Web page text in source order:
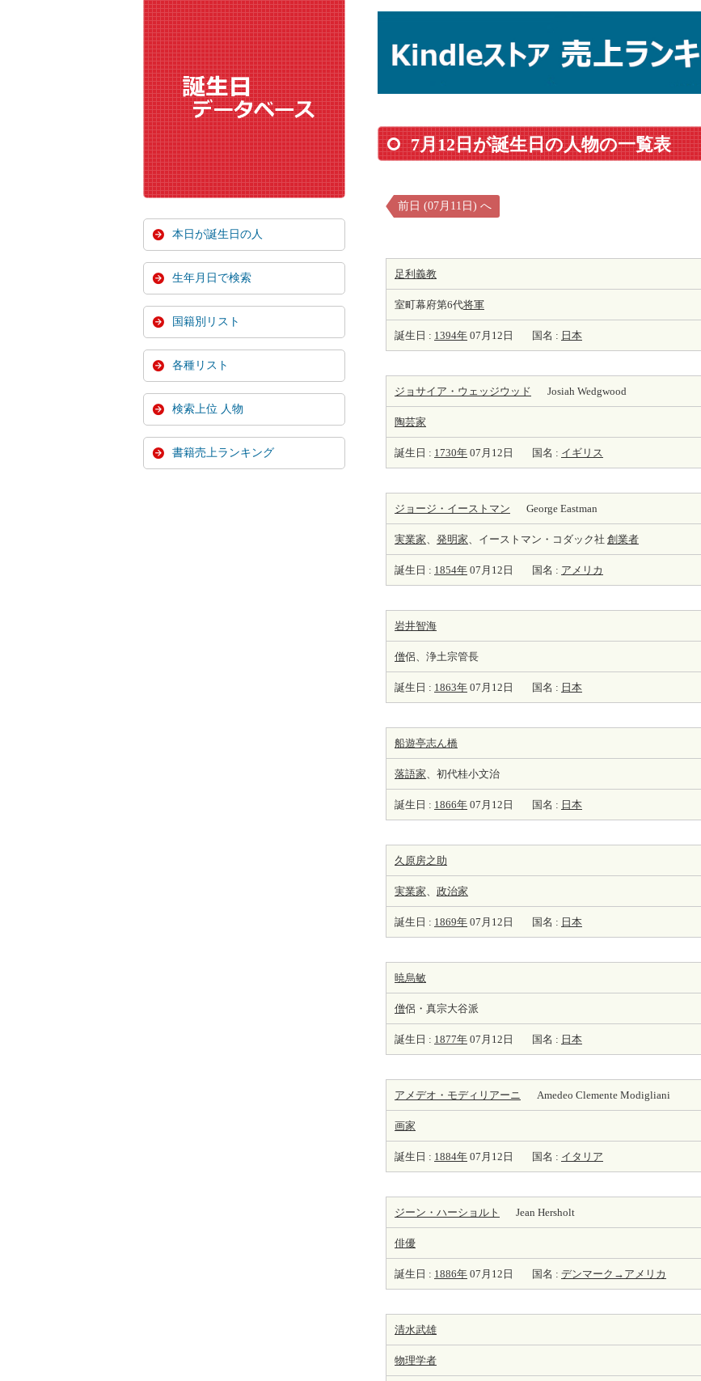
7月12日が誕生日の人物の一覧表
前日 (07月11日) へ
足利義教
室町幕府第6代将軍
誕生日 : 1394年 07月12日 国名 : 日本
ジョサイア・ウェッジウッド Josiah Wedgwood
陶芸家
誕生日 : 1730年 07月12日 国名 : イギリス
ジョージ・イーストマン George Eastman
実業家、 発明家、イーストマン・コダック社 創業者
誕生日 : 1854年 07月12日 国名 : アメリカ
岩井智海
僧侶、浄土宗管長
誕生日 : 1863年 07月12日 国名 : 日本
船遊亭志ん橋
落語家、初代桂小文治
誕生日 : 1866年 07月12日 国名 : 日本
久原房之助
実業家、 政治家
誕生日 : 1869年 07月12日 国名 : 日本
暁烏敏
僧侶・真宗大谷派
誕生日 : 1877年 07月12日 国名 : 日本
アメデオ・モディリアーニ Amedeo Clemente Modigliani
画家
誕生日 : 1884年 07月12日 国名 : イタリア
ジーン・ハーショルト Jean Hersholt
俳優
誕生日 : 1886年 07月12日 国名 : デンマーク→アメリカ
清水武雄
物理学者
本日が誕生日の人
生年月日で検索
国籍別リスト
各種リスト
検索上位 人物
書籍売上ランキング